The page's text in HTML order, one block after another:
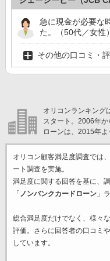
急に現金が必要な
た。（50代／女性）
その他の口コミ・
オリコンランキング
スタート。2006年
ローンは、2015年よ
オリコン顧客満足度調査では
ート調査を実施。
満足度に関する回答を基に、
「 ノンバンクカードローン」
総合満足度だけでなく、様々
評価。さらに回答者の口コミ
しています。